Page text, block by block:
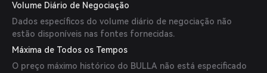
Volume Diário de Negociação
Dados específicos do volume diário de negociação não
estão disponíveis nas fontes fornecidas.
Máxima de Todos os Tempos
O preço máximo histórico do BULLA não está especificado